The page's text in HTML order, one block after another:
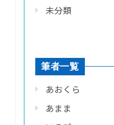
未分類
筆者一覧
あおくら
あまま